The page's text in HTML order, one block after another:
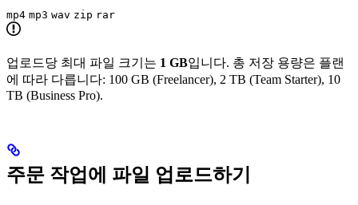
mp4 mp3 wav zip rar
업로드당 최대 파일 크기는 1 GB입니다. 총 저장 용량은 플랜
에 따라 다릅니다: 100 GB (Freelancer), 2 TB (Team Starter), 10
TB (Business Pro).
주문 작업에 파일 업로드하기